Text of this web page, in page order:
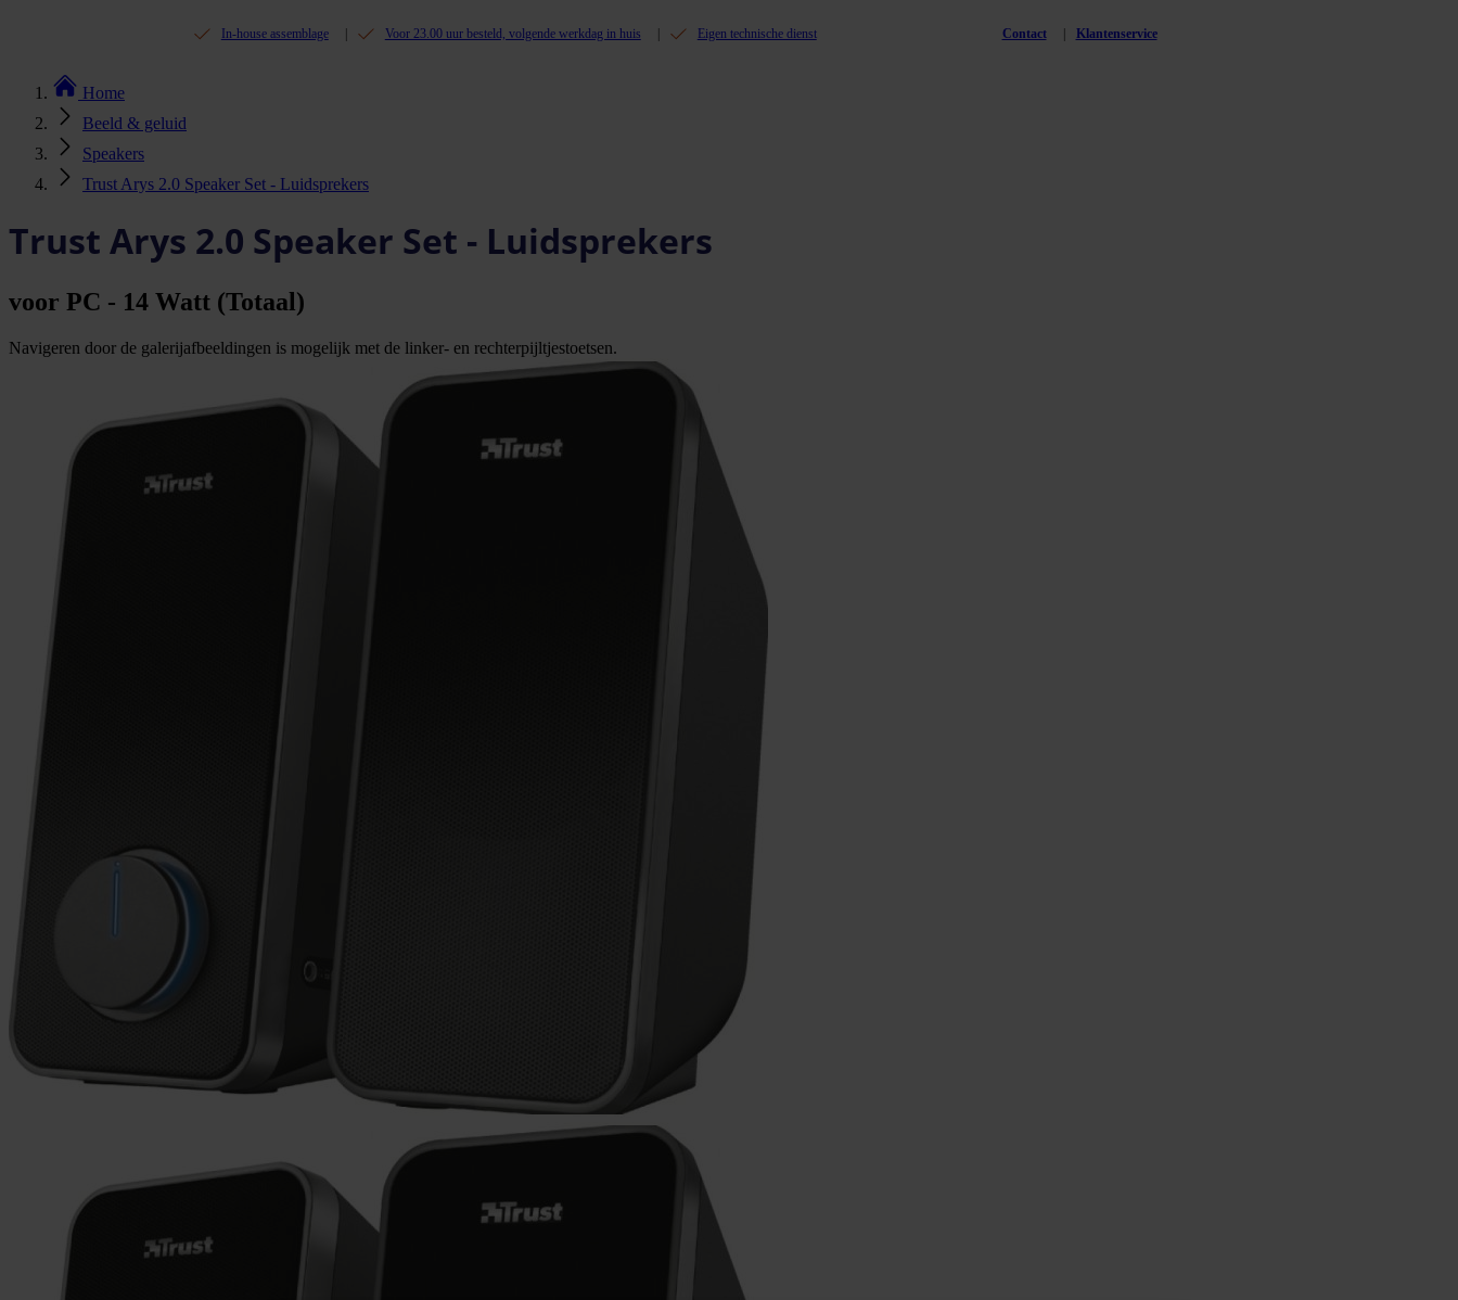
In-house assemblage Voor 23.00 uur besteld, volgende werkdag in huis Eigen technische dienst Contact Klantenservice
Home
Beeld & geluid
Speakers
Trust Arys 2.0 Speaker Set - Luidsprekers
Trust Arys 2.0 Speaker Set - Luidsprekers
voor PC - 14 Watt (Totaal)
Navigeren door de galerijafbeeldingen is mogelijk met de linker- en rechterpijltjestoetsen.